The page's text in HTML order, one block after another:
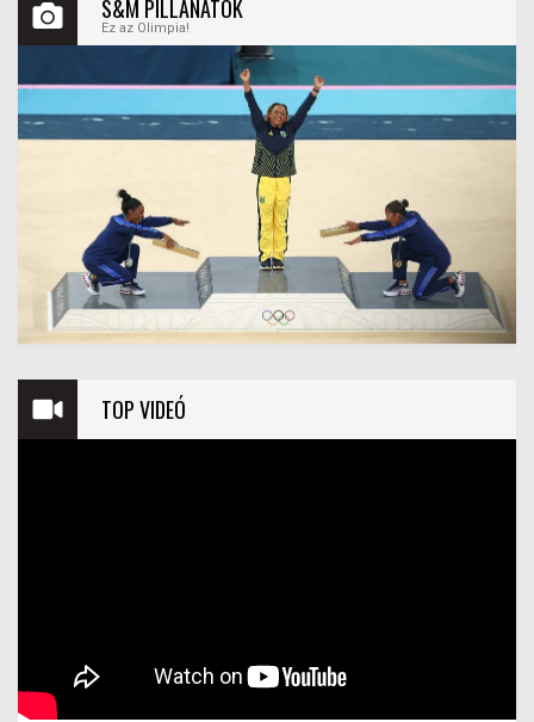
S&M PILLANATOK
Ez az Olimpia!
TOP VIDEÓ